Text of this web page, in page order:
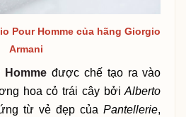
Pour Homme của hãng Giorgio
Armani
được chế tạo ra vào
hoa cỏ trái cây bởiAlberto
từ vẻ đẹp củaPantellerie,